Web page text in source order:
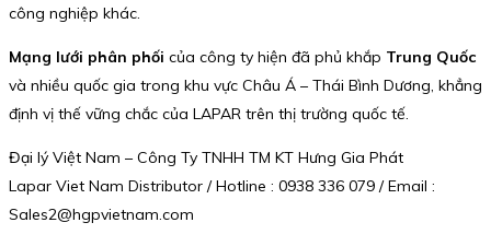
công nghiệp khác.
Mạng lưới phân phối của công ty hiện đã phủ khắp Trung Quốc
và nhiều quốc gia trong khu vực Châu Á – Thái Bình Dương, khẳng
định vị thế vững chắc của LAPAR trên thị trường quốc tế.
Đại lý Việt Nam – Công Ty TNHH TM KT Hưng Gia Phát
Lapar Viet Nam Distributor / Hotline : 0938 336 079 / Email :
Sales2@hgpvietnam.com